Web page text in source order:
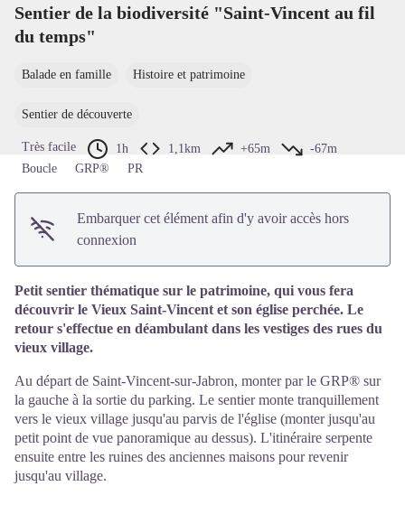
Sentier de la biodiversité "Saint-Vincent au fil
du temps"
Balade en famille Histoire et patrimoine
Sentier de découverte
Très facile 1h 1,1km +65m
-67m
Boucle
GRP® PR
Embarquer cet élément afin d'y avoir accès hors
connexion
Petit sentier thématique sur le patrimoine, qui vous fera
découvrir le Vieux Saint-Vincent et son église perchée. Le
retour s'effectue en déambulant dans les vestiges des rues du
vieux village.
Au départ de Saint-Vincent-sur-Jabron, monter par le GRP® sur
la gauche à la sortie du parking. Le sentier monte tranquillement
vers le vieux village jusqu'au parvis de l'église (monter jusqu'au
petit point de vue panoramique au dessus). L'itinéraire serpente
ensuite entre les ruines des anciennes maisons pour revenir
jusqu'au village.